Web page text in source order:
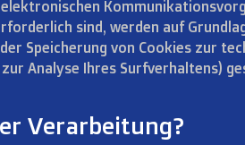
sind, werden auf
Speicherung von Cookies zur
Analyse Ihres Surfverhaltens)
Verarbeitung?